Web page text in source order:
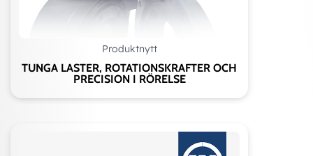
Produktnytt
TUNGA LASTER, ROTATIONSKRAFTER OCH
PRECISION I RÖRELSE